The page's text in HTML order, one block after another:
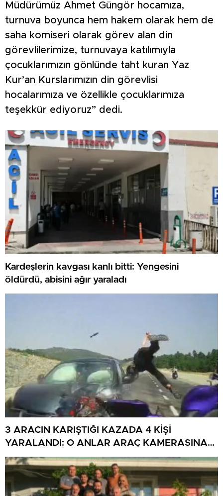
Müdürümüz Ahmet Güngör hocamıza,
turnuva boyunca hem hakem olarak hem de
saha komiseri olarak görev alan din
görevlilerimize, turnuvaya katılımıyla
çocuklarımızın gönlünde taht kuran Yaz
Kur’an Kurslarımızın din görevlisi
hocalarımıza ve özellikle çocuklarımıza
teşekkür ediyoruz” dedi.
Kardeşlerin kavgası kanlı bitti: Yengesini
öldürdü, abisini ağır yaraladı
3 ARACIN KARIŞTIĞI KAZADA 4 KİŞİ
YARALANDI: O ANLAR ARAÇ KAMERASINA
YANSIDI